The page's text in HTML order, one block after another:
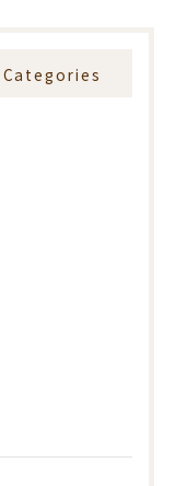
Categories